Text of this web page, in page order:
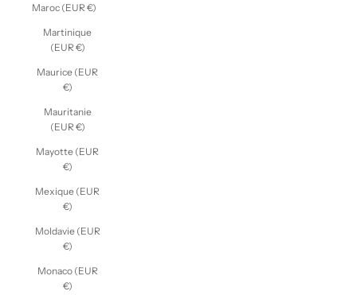
Maroc (EUR €)
Martinique
(EUR €)
Maurice (EUR
€)
Mauritanie
(EUR €)
Mayotte (EUR
€)
Mexique (EUR
€)
Moldavie (EUR
€)
Monaco (EUR
€)